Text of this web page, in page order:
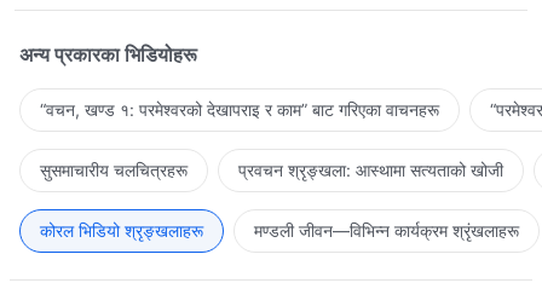
अन्य प्रकारका भिडियोहरू
“वचन, खण्ड १: परमेश्‍वरको देखापराइ र काम” बाट गरिएका वाचनहरू
सुसमाचारीय चलचित्रहरू प्रवचन श्रृङ्खला: आस्थामा सत्यताको खोजी
कोरल भिडियो श्रृङ्खलाहरू मण्डली जीवन—विभिन्‍न कार्यक्रम श्रृंखलाहरू